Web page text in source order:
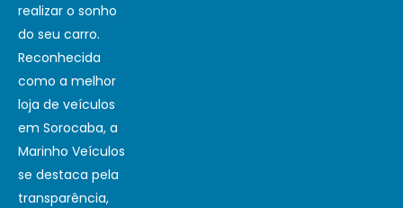
realizar o sonho
do seu carro.
Reconhecida
como a melhor
loja de veículos
em Sorocaba, a
Marinho Veículos
se destaca pela
transparência,